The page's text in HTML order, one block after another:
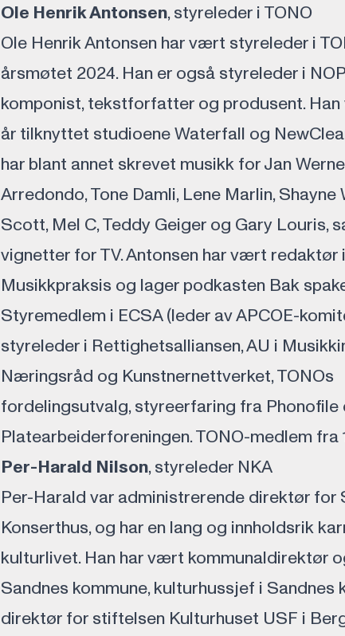
Ole Henrik Antonsen, styreleder i TONO
Ole Henrik Antonsen har vært styreleder i
årsmøtet 2024. Han er også styreleder i
komponist, tekstforfatter og produsent. Han
år tilknyttet studioene Waterfall og
har blant annet skrevet musikk for Jan
Arredondo, Tone Damli, Lene Marlin, Shayne
Scott, Mel C, Teddy Geiger og Gary Louris,
vignetter for TV. Antonsen har vært redaktør i
Musikkpraksis og lager podkasten Bak
Styremedlem i ECSA (leder av APCOE-
styreleder i Rettighetsalliansen, AU i
Næringsråd og Kunstnernettverket, TONOs
fordelingsutvalg, styreerfaring fra Phonofile
Platearbeiderforeningen. TONO-medlem fra
Per-Harald Nilson, styreleder NKA
Per-Harald var administrerende direktør for
Konserthus, og har en lang og innholdsrik
kulturlivet. Han har vært kommunaldirektør
Sandnes kommune, kulturhussjef i Sandnes
direktør for stiftelsen Kulturhuset USF i